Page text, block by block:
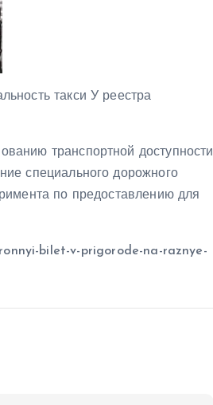
такси У реестра
транспортной доступности
специального дорожного
по предоставлению для
bilet-v-prigorode-na-raznye-